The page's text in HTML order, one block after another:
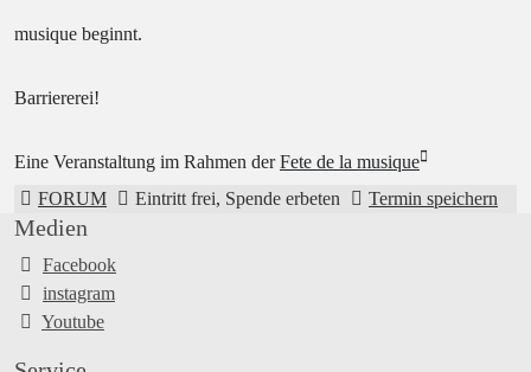
musique beginnt.
Barriererei!
Eine Veranstaltung im Rahmen derFete de la musique
FORUM
Eintritt frei, Spende erbeten Termin speichern
Medien
Facebook
instagram
Youtube